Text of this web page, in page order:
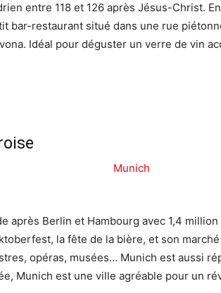
entre 118 et 126 après Jésus-Christ.
bar-restaurant situé dans une rue
Idéal pour déguster un verre de vin
après Berlin et Hambourg avec 1,4 million
la fête de la bière, et son
opéras, musées… Munich est aussi
Munich est une ville agréable pour un